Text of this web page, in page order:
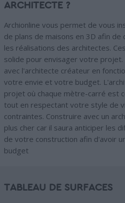
ARCHITECTE ?
Archionline vous permet de vous
de plans de maisons en 3D afin
les réalisations des architectes.
solide pour envisager votre
avec l'architecte créateur en
votre envie et votre budget.
projet où chaque mètre-carré est
tout en respectant votre style de
contraintes. Construire avec un
plus cher car il saura anticiper les
de votre construction afin d'avoir
budget
TABLEAU DE SURFACES